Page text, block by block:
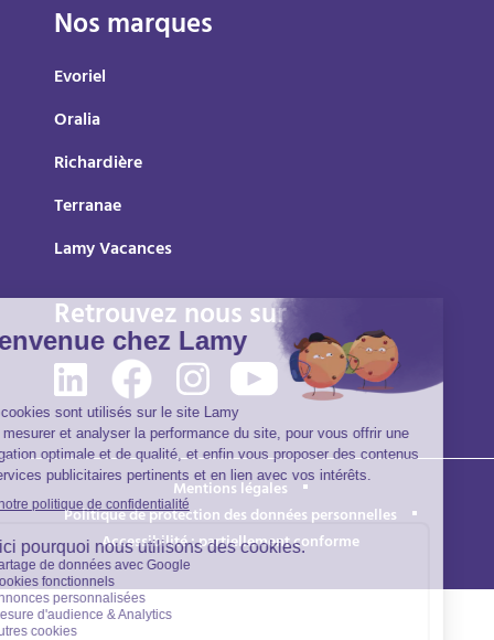
Nos marques
Evoriel
Oralia
Richardière
Terranae
Lamy Vacances
Retrouvez nous sur
Mentions légales
Politique de protection des données personnelles
Accessibilité : partiellement conforme